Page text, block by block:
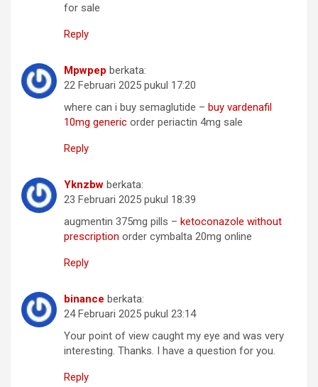
for sale
Reply
Mpwpep berkata:
22 Februari 2025 pukul 17:20
where can i buy semaglutide – buy vardenafil
10mg generic order periactin 4mg sale
Reply
Yknzbw berkata:
23 Februari 2025 pukul 18:39
augmentin 375mg pills – ketoconazole without
prescription order cymbalta 20mg online
Reply
binance berkata:
24 Februari 2025 pukul 23:14
Your point of view caught my eye and was very
interesting. Thanks. I have a question for you.
Reply